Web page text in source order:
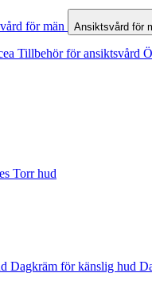
för män Ansiktsvård för
Tillbehör för ansiktsvård
Torr hud
Dagkräm för känslig hud